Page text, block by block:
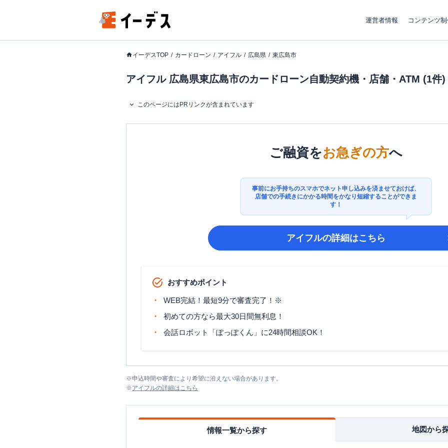
運営者情報 コンテンツ
イーデスTOP カードローン アイフル 広島県 東広島市
アイフル 広島県東広島市のカードローン自動契約機・店舗・ATM (1件)
このページにはPRリンクが含まれています
ご融資をお急ぎの方へ
事前にお手持ちのスマホでネット申し込みを済ませておけば、
店舗での手続きにかかる時間をかなり短縮することができま
す！
アイフルの詳細はこちら
おすすめポイント
WEB完結！最短9分で審査完了！※
初めての方なら最大30日間無利息！
会話ロボット「ぽっぽくん」に24時間相談OK！
※申込時間や審査により希望に沿えない場合があります。
※アイフルの詳細はこちら
情報一覧から探す 地図から